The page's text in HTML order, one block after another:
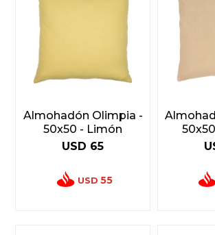
Almohadón Olimpia -
50x50 - Limón
USD 65
USD 55